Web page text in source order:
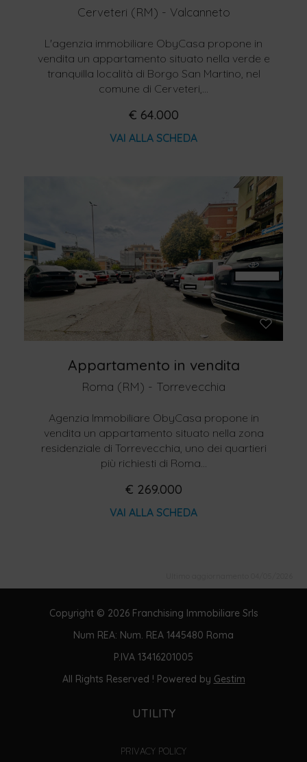
Cerveteri (RM) - Valcanneto
L'agenzia immobiliare ObyCasa propone in
vendita un appartamento situato nella verde e
tranquilla località di Borgo San Martino, nel
comune di Cerveteri,...
€ 64.000
VAI ALLA SCHEDA
Appartamento in vendita
Roma (RM) - Torrevecchia
Agenzia Immobiliare ObyCasa propone in
vendita un appartamento situato nella zona
residenziale di Torrevecchia, uno dei quartieri
più richiesti di Roma...
€ 269.000
VAI ALLA SCHEDA
Copyright © 2026 Franchising Immobiliare Srls
Num REA: Num. REA 1445480 Roma
P.IVA 13416201005
All Rights Reserved ! Powered by Gestim
UTILITY
PRIVACY POLICY